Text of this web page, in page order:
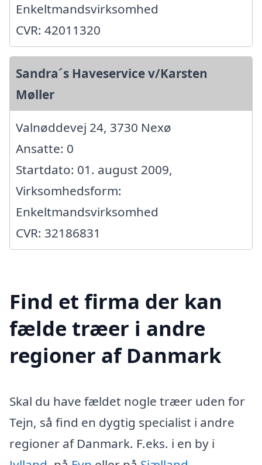
Enkeltmandsvirksomhed
CVR: 42011320
Sandra´s Haveservice v/Karsten
Møller
Valnøddevej 24, 3730 Nexø
Ansatte: 0
Startdato: 01. august 2009,
Virksomhedsform:
Enkeltmandsvirksomhed
CVR: 32186831
Find et firma der kan
fælde træer i andre
regioner af Danmark
Skal du have fældet nogle træer uden for
Tejn, så find en dygtig specialist i andre
regioner af Danmark. F.eks. i en by i